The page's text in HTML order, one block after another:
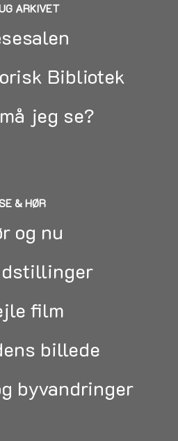
ARKIVET
Bibliotek
jeg se?
& HØR
og nu
film
billede
byvandringer